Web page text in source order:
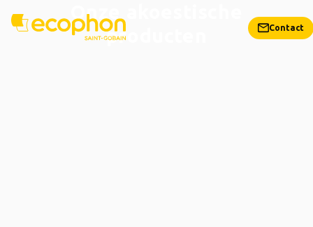
Contact
Onze akoestische
producten